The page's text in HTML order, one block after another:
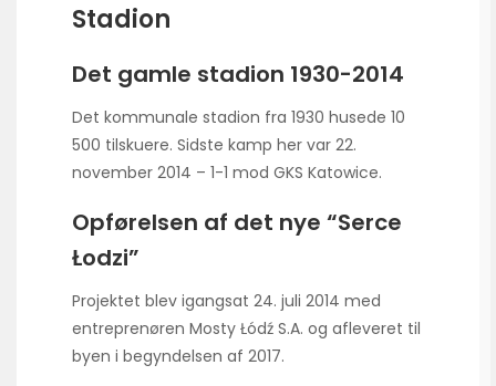
Stadion
Det gamle stadion 1930-2014
Det kommunale stadion fra 1930 husede 10
500 tilskuere. Sidste kamp her var 22.
november 2014 – 1-1 mod GKS Katowice.
Opførelsen af det nye “Serce
Łodzi”
Projektet blev igangsat 24. juli 2014 med
entreprenøren Mosty Łódź S.A. og afleveret til
byen i begyndelsen af 2017.